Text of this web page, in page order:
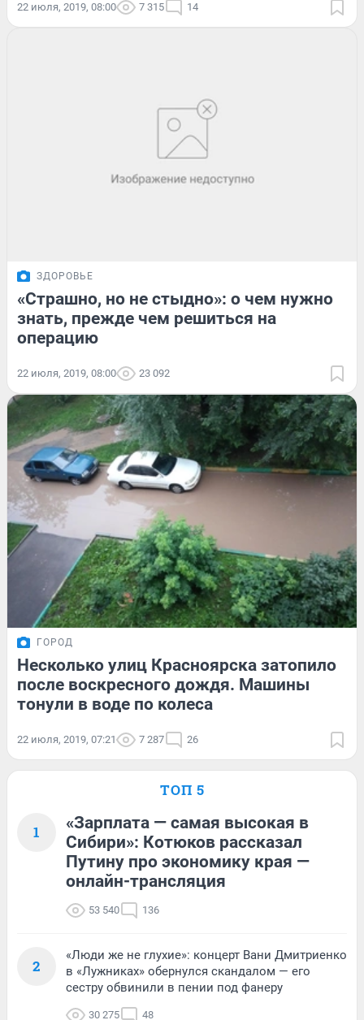
22 июля, 2019, 08:00 7 315 14
ЗДОРОВЬЕ
«Страшно, но не стыдно»: о чем нужно
знать, прежде чем решиться на
операцию
22 июля, 2019, 08:00 23 092
ГОРОД
Несколько улиц Красноярска затопило
после воскресного дождя. Машины
тонули в воде по колеса
22 июля, 2019, 07:21 7 287 26
ТОП 5
1
«Зарплата — самая высокая в
Сибири»: Котюков рассказал
Путину про экономику края —
онлайн-трансляция
53 540 136
2
«Люди же не глухие»: концерт Вани Дмитриенко
в «Лужниках» обернулся скандалом — его
сестру обвинили в пении под фанеру
30 275 48